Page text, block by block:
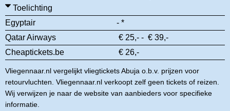
Toelichting
Egyptair
- *
Qatar Airways
€ 25,- - € 39,-
Cheaptickets.be
€ 26,-
Vliegennaar.nl vergelijkt vliegtickets Abuja o.b.v. prijzen voor
retourvluchten. Vliegennaar.nl verkoopt zelf geen tickets of reizen.
Wij verwijzen je naar de website van aanbieders voor specifieke
informatie.